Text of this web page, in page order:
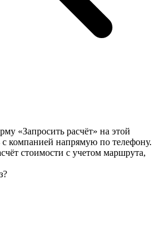
«Запросить расчёт» на этой
с компанией напрямую по телефону.
стоимости с учетом маршрута,